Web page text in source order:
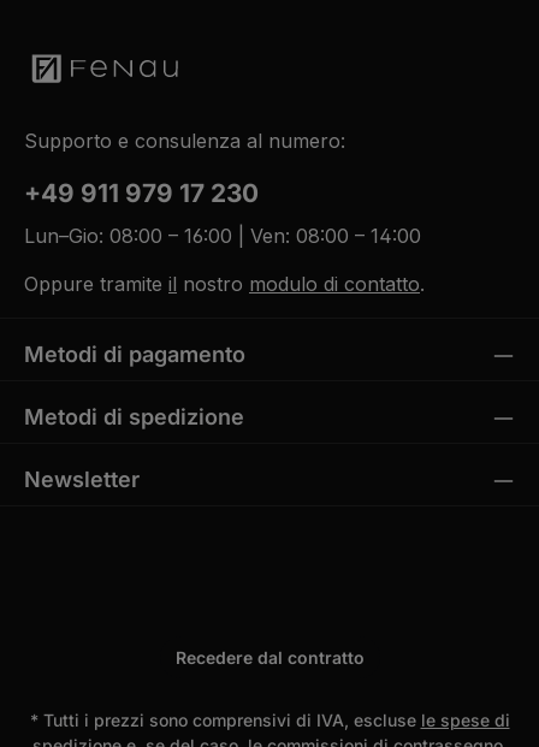
Supporto e consulenza al numero:
+49 911 979 17 230
Lun–Gio: 08:00 – 16:00 | Ven: 08:00 – 14:00
Oppure tramite il nostro modulo di contatto.
Metodi di pagamento
Metodi di spedizione
Newsletter
Recedere dal contratto
* Tutti i prezzi sono comprensivi di IVA, escluse le spese di